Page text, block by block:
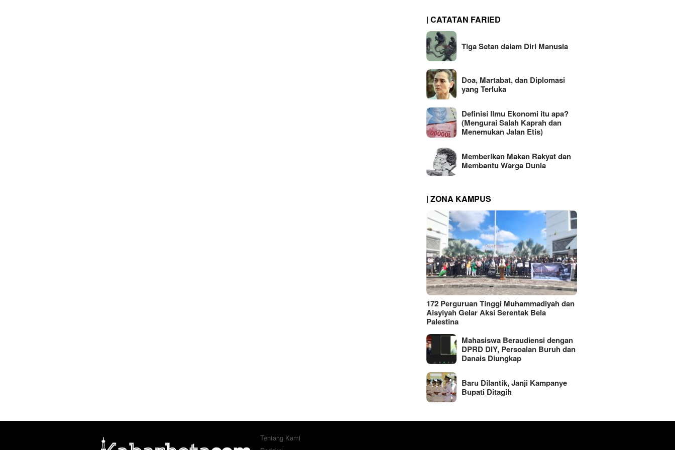
| CATATAN FARIED
Tiga Setan dalam Diri Manusia
Doa, Martabat, dan Diplomasi
yang Terluka
Definisi Ilmu Ekonomi itu apa?
(Mengurai Salah Kaprah dan
Menemukan Jalan Etis)
Memberikan Makan Rakyat dan
Membantu Warga Dunia
| ZONA KAMPUS
172 Perguruan Tinggi Muhammadiyah dan
Aisyiyah Gelar Aksi Serentak Bela
Palestina
Mahasiswa Beraudiensi dengan
DPRD DIY, Persoalan Buruh dan
Danais Diungkap
Baru Dilantik, Janji Kampanye
Bupati Ditagih
Tentang Kami